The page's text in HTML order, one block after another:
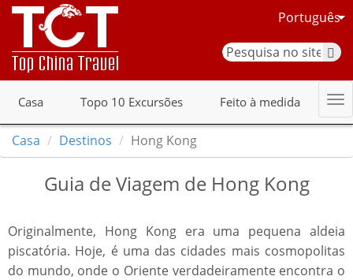
Português
Casa Topo 10 Excursões Feito à medida
Casa Destinos Hong Kong
Guia de Viagem de Hong Kong
Originalmente, Hong Kong era uma pequena aldeia
piscatória. Hoje, é uma das cidades mais cosmopolitas
do mundo, onde o Oriente verdadeiramente encontra o